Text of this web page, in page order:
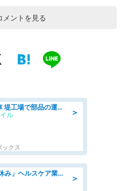
メントを見る
＞
未経験/トヨタ自動車 堤工場で部品の運搬作業/tutumi
ル
ックス
＞
08月開始/「土日祝休み」ヘルスケア業界の産業保健師/高時給/未経験OK/要資格:保健師、正看護師